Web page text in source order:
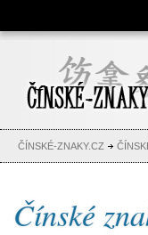
Čínské znaky,
slovník, abeceda,
tetování
ČÍNSKÉ-ZNAKY.CZ
Čínské